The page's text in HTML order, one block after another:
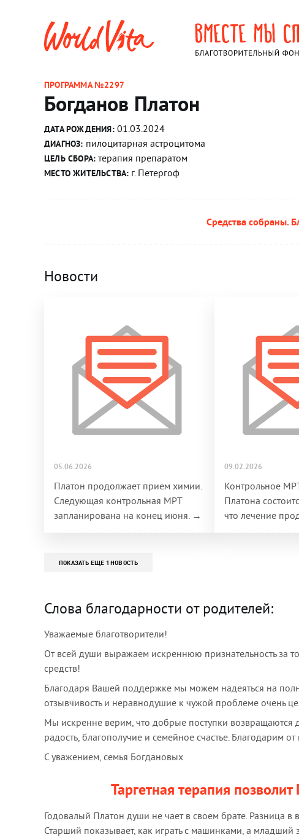
ПРОГРАММА №2297
Богданов Платон
ДАТА РОЖДЕНИЯ:01.03.2024
ДИАГНОЗ: пилоцитарная астроцитома
ЦЕЛЬ СБОРА: терапия препаратом
МЕСТО ЖИТЕЛЬСТВА: г. Петергоф
Средства собраны.
Новости
05.06.2026
Платон продолжает прием химии.
Следующая контрольная МРТ
запланирована на конец июня. →
09.02.2026
Контрольное
Платона
что лечение
ПОКАЗАТЬ ЕЩЕ 1 НОВОСТЬ
Слова благодарности от родителей:
Уважаемые благотворители!
От всей души выражаем искреннюю признательность за
средств!
Благодаря Вашей поддержке мы можем надеяться на
отзывчивость и неравнодушие к чужой проблеме очень
Мы искренне верим, что добрые поступки возвращаются
радость, благополучие и семейное счастье. Благодарим
С уважением, семья Богдановых
Таргетная терапия
Годовалый Платон души не чает в своем брате. Разница в
Старший показывает, как играть с машинками, а младший